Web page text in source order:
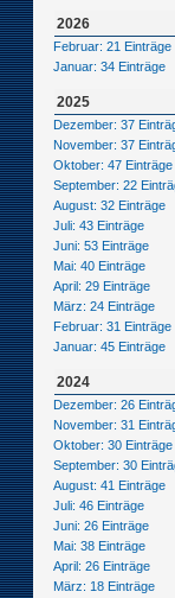
2026
Februar: 21 Einträge
Januar: 34 Einträge
2025
Dezember: 37
November: 37
Oktober: 47 Einträge
September: 22
August: 32 Einträge
Juli: 43 Einträge
Juni: 53 Einträge
Mai: 40 Einträge
April: 29 Einträge
März: 24 Einträge
Februar: 31 Einträge
Januar: 45 Einträge
2024
Dezember: 26
November: 31
Oktober: 30 Einträge
September: 30
August: 41 Einträge
Juli: 46 Einträge
Juni: 26 Einträge
Mai: 38 Einträge
April: 26 Einträge
März: 18 Einträge